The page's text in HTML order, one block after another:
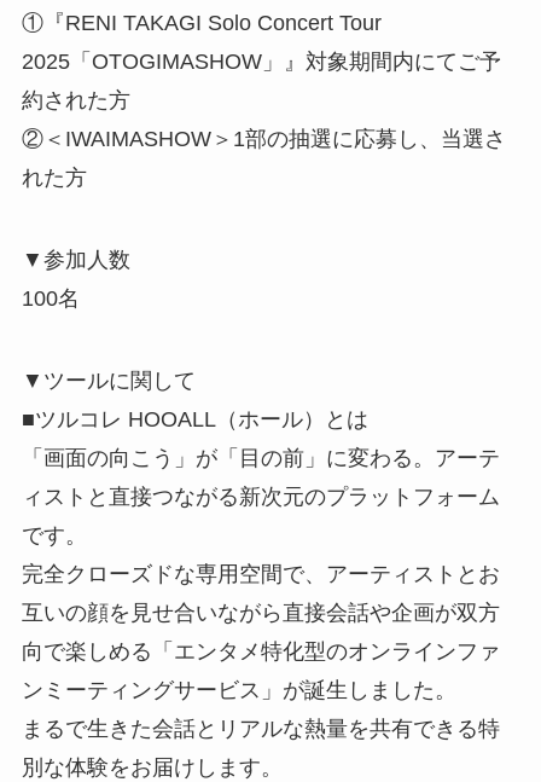
①『RENI TAKAGI Solo Concert Tour
2025「OTOGIMASHOW」』対象期間内にてご予
約された方
②＜IWAIMASHOW＞1部の抽選に応募し、当選さ
れた方
▼参加人数
100名
▼ツールに関して
■ツルコレ HOOALL（ホール）とは
「画面の向こう」が「目の前」に変わる。アーテ
ィストと直接つながる新次元のプラットフォーム
です。
完全クローズドな専用空間で、アーティストとお
互いの顔を見せ合いながら直接会話や企画が双方
向で楽しめる「エンタメ特化型のオンラインファ
ンミーティングサービス」が誕生しました。
まるで生きた会話とリアルな熱量を共有できる特
別な体験をお届けします。